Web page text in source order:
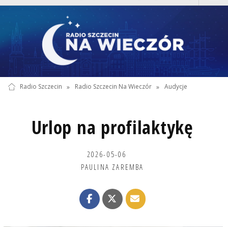
Radio Szczecin » Radio Szczecin Na Wieczór » Audycje
Urlop na profilaktykę
2026-05-06
PAULINA ZAREMBA